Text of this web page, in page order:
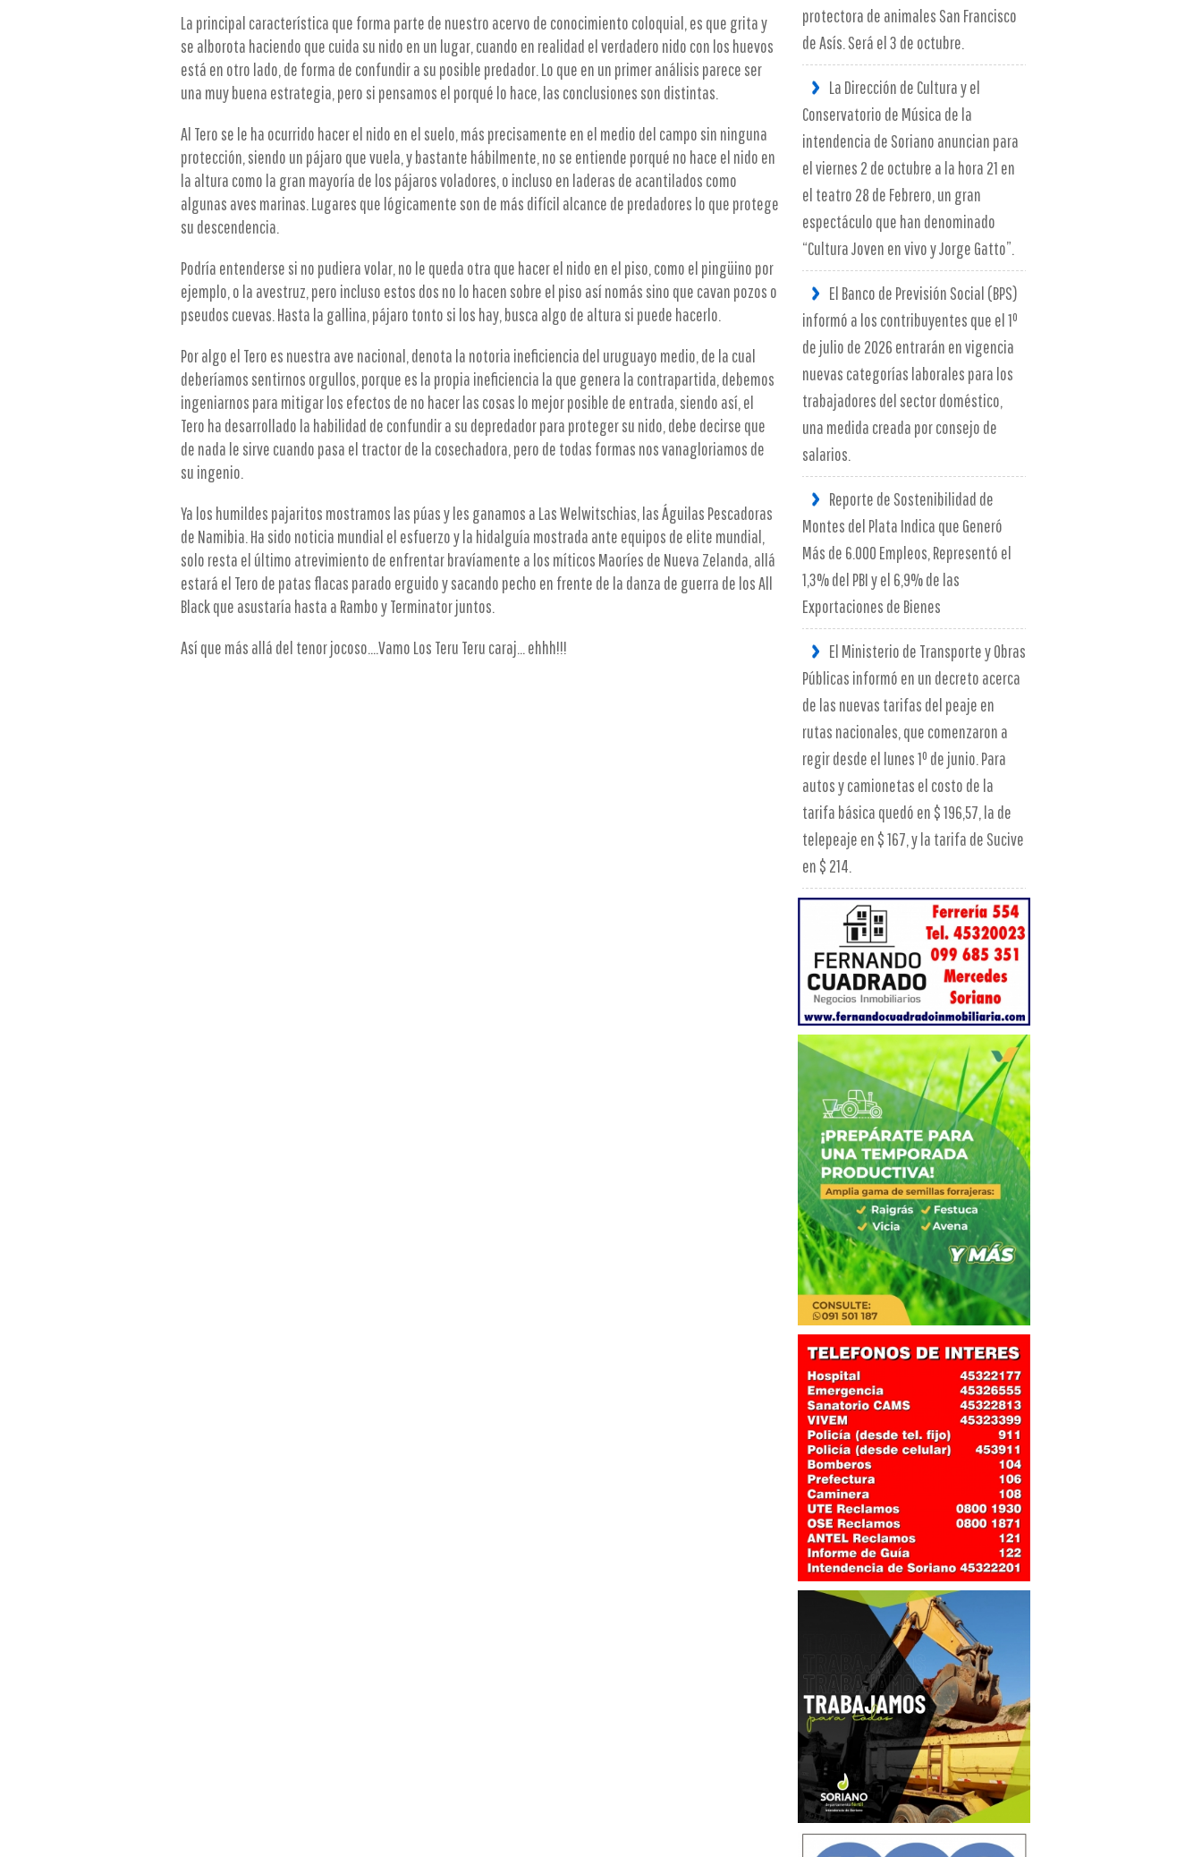
La principal característica que forma parte de nuestro acervo de conocimiento coloquial, es que grita y
se alborota haciendo que cuida su nido en un lugar, cuando en realidad el verdadero nido con los huevos
está en otro lado, de forma de confundir a su posible predador. Lo que en un primer análisis parece ser
una muy buena estrategia, pero si pensamos el porqué lo hace, las conclusiones son distintas.
Al Tero se le ha ocurrido hacer el nido en el suelo, más precisamente en el medio del campo sin ninguna
protección, siendo un pájaro que vuela, y bastante hábilmente, no se entiende porqué no hace el nido en
la altura como la gran mayoría de los pájaros voladores, o incluso en laderas de acantilados como
algunas aves marinas. Lugares que lógicamente son de más difícil alcance de predadores lo que protege
su descendencia.
Podría entenderse si no pudiera volar, no le queda otra que hacer el nido en el piso, como el pingüino por
ejemplo, o la avestruz, pero incluso estos dos no lo hacen sobre el piso así nomás sino que cavan pozos o
pseudos cuevas. Hasta la gallina, pájaro tonto si los hay, busca algo de altura si puede hacerlo.
Por algo el Tero es nuestra ave nacional, denota la notoria ineficiencia del uruguayo medio, de la cual
deberíamos sentirnos orgullos, porque es la propia ineficiencia la que genera la contrapartida, debemos
ingeniarnos para mitigar los efectos de no hacer las cosas lo mejor posible de entrada, siendo así, el
Tero ha desarrollado la habilidad de confundir a su depredador para proteger su nido, debe decirse que
de nada le sirve cuando pasa el tractor de la cosechadora, pero de todas formas nos vanagloriamos de
su ingenio.
Ya los humildes pajaritos mostramos las púas y les ganamos a Las Welwitschias, las Águilas Pescadoras
de Namibia. Ha sido noticia mundial el esfuerzo y la hidalguía mostrada ante equipos de elite mundial,
solo resta el último atrevimiento de enfrentar bravíamente a los míticos Maoríes de Nueva Zelanda, allá
estará el Tero de patas flacas parado erguido y sacando pecho en frente de la danza de guerra de los All
Black que asustaría hasta a Rambo y Terminator juntos.
Así que más allá del tenor jocoso….Vamo Los Teru Teru caraj... ehhh!!!
protectora de animales San Francisco
de Asís. Será el 3 de octubre.
La Dirección de Cultura y el
Conservatorio de Música de la
intendencia de Soriano anuncian para
el viernes 2 de octubre a la hora 21 en
el teatro 28 de Febrero, un gran
espectáculo que han denominado
“Cultura Joven en vivo y Jorge Gatto”.
El Banco de Previsión Social (BPS)
informó a los contribuyentes que el 1º
de julio de 2026 entrarán en vigencia
nuevas categorías laborales para los
trabajadores del sector doméstico,
una medida creada por consejo de
salarios.
Reporte de Sostenibilidad de
Montes del Plata Indica que Generó
Más de 6.000 Empleos, Representó el
1,3% del PBI y el 6,9% de las
Exportaciones de Bienes
El Ministerio de Transporte y Obras
Públicas informó en un decreto acerca
de las nuevas tarifas del peaje en
rutas nacionales, que comenzaron a
regir desde el lunes 1º de junio. Para
autos y camionetas el costo de la
tarifa básica quedó en $ 196,57, la de
telepeaje en $ 167, y la tarifa de Sucive
en $ 214.